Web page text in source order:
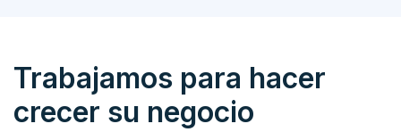
Trabajamos para hacer
crecer su negocio